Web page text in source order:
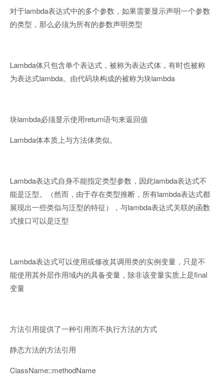
对于lambda表达式中的多个参数，如果需要显示声明一个参数
的类型，那么必须为所有的参数声明类型
Lambda体只包含单个表达式，被称为表达式体，有时也被称
为表达式lambda。由代码块构成的被称为块lambda
块lambda必须显示使用return语句来返回值
Lambda体本质上与方法体类似。
Lambda表达式自身不能指定类型参数，因此lambda表达式不
能是泛型。（然而，由于存在类型推断，所有lambda表达式都
展现出一些类似与泛型的特征），与lambda表达式关联的函数
式接口可以是泛型
Lambda表达式可以使用或修改其调用类的实例变量，只是不
能使用其外层作用域内的具备变量，除非该变量实质上是final
变量
方法引用提供了一种引用而不执行方法的方式
静态方法的方法引用
ClassName::methodName